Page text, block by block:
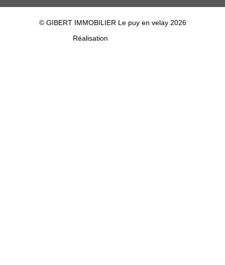
© GIBERT IMMOBILIER Le puy en velay 2026
Réalisation